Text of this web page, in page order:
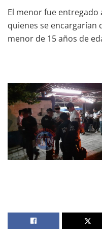
El menor fue
quienes se encargarían
menor de 15 años de